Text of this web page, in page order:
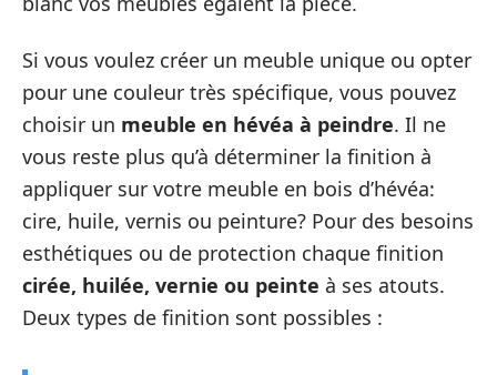
Si vous voulez créer un meuble unique ou opter
pour une couleur très spécifique, vous pouvez
choisir un meuble en hévéa à peindre. Il ne
vous reste plus qu’à déterminer la finition à
appliquer sur votre meuble en bois d’hévéa:
cire, huile, vernis ou peinture? Pour des besoins
esthétiques ou de protection chaque finition
cirée, huilée, vernie ou peinte à ses atouts.
Deux types de finition sont possibles :